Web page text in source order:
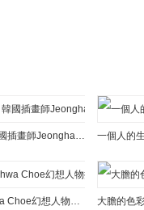
溫暖和諧！韓國插畫師Jeongha筆下的巨型貓咪
韓國Heon-hwa Choe幻想人物插畫